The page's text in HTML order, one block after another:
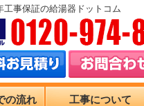
事保証の給湯器ドットコム
の流れ 工事について